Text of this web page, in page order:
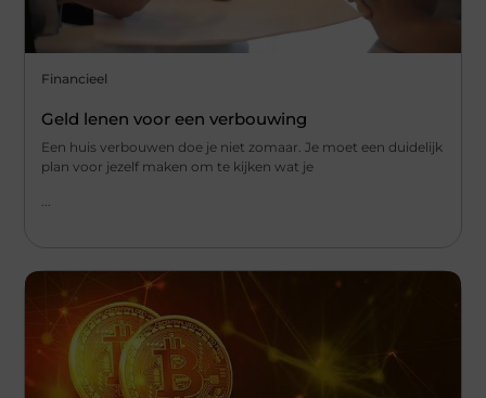
Financieel
Geld lenen voor een verbouwing
Een huis verbouwen doe je niet zomaar. Je moet een duidelijk
plan voor jezelf maken om te kijken wat je
...